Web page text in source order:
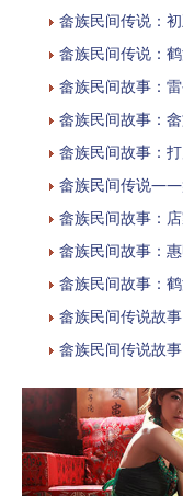
畲族民间传说：
畲族民间传说：
畲族民间故事：
畲族民间故事：
畲族民间故事：
畲族民间传说——
畲族民间故事：
畲族民间故事：
畲族民间故事：
畲族民间传说故
畲族民间传说故